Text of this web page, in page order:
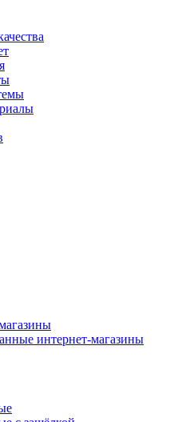
интернет-магазины